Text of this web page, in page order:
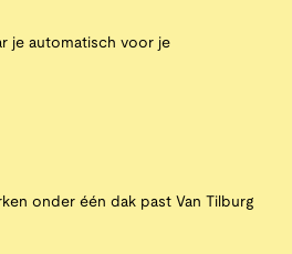
je automatisch voor je
onder één dak past Van Tilburg